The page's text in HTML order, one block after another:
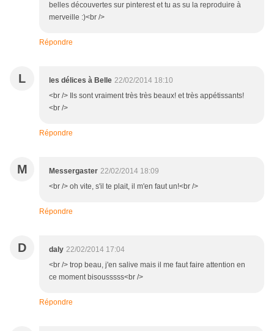
belles découvertes sur pinterest et tu as su la reproduire à
merveille :)<br />
Répondre
L les délices à Belle 22/02/2014 18:10
<br /> Ils sont vraiment très très beaux! et très appétissants!
<br />
Répondre
M Messergaster 22/02/2014 18:09
<br /> oh vite, s'il te plait, il m'en faut un!<br />
Répondre
D daly 22/02/2014 17:04
<br /> trop beau, j'en salive mais il me faut faire attention en
ce moment bisousssss<br />
Répondre